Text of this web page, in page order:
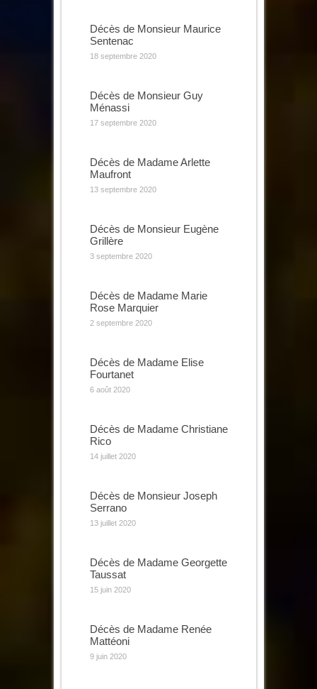
Décès de Monsieur Maurice
Sentenac
18 septembre 2020
Décès de Monsieur Guy
Ménassi
17 septembre 2020
Décès de Madame Arlette
Maufront
13 septembre 2020
Décès de Monsieur Eugène
Grillère
3 septembre 2020
Décès de Madame Marie
Rose Marquier
2 septembre 2020
Décès de Madame Elise
Fourtanet
6 août 2020
Décès de Madame Christiane
Rico
14 juillet 2020
Décès de Monsieur Joseph
Serrano
13 juillet 2020
Décès de Madame Georgette
Taussat
15 juin 2020
Décès de Madame Renée
Mattéoni
9 juin 2020